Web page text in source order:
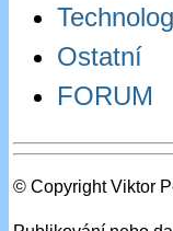
Ostatní
FORUM
© Copyright Viktor